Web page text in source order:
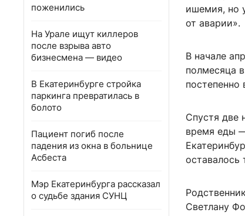
поженились
На Урале ищут киллеров
после взрыва авто
бизнесмена — видео
В Екатеринбурге стройка
паркинга превратилась в
болото
Пациент погиб после
падения из окна в больнице
Асбеста
Мэр Екатеринбурга рассказал
о судьбе здания СУНЦ
ишемия, но
от аварии».
В начале
полмесяца
постепенно
Спустя две
время еды
Светлану